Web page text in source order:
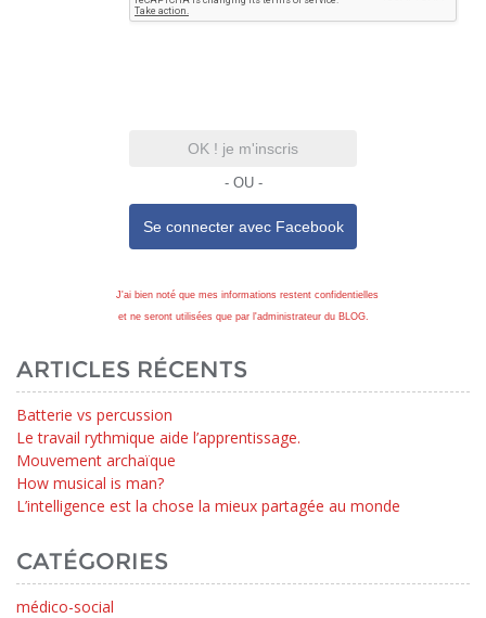
OK ! je m'inscris
- OU -
Se connecter avec Facebook
J'ai bien noté que mes informations restent confidentielles
et ne seront utilisées que par l'administrateur du BLOG.
ARTICLES RÉCENTS
Batterie vs percussion
Le travail rythmique aide l’apprentissage.
Mouvement archaïque
How musical is man?
L’intelligence est la chose la mieux partagée au monde
CATÉGORIES
médico-social